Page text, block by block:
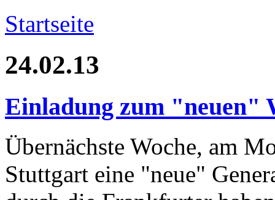
Startseite
24.02.13
Einladung zum "neuen"
Übernächste Woche, am
Stuttgart eine "neue"